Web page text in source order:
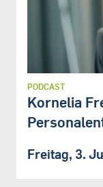
PODCAST
Kornelia
Freitag, 3.